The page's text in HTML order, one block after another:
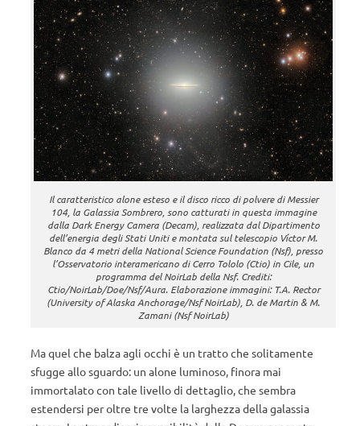
Il caratteristico alone esteso e il disco ricco di polvere di Messier
104, la Galassia Sombrero, sono catturati in questa immagine
dalla Dark Energy Camera (Decam), realizzata dal Dipartimento
dell’energia degli Stati Uniti e montata sul telescopio Víctor M.
Blanco da 4 metri della National Science Foundation (Nsf), presso
l’Osservatorio interamericano di Cerro Tololo (Ctio) in Cile, un
programma del NoirLab della Nsf. Crediti:
Ctio/NoirLab/Doe/Nsf/Aura. Elaborazione immagini: T.A. Rector
(University of Alaska Anchorage/Nsf NoirLab), D. de Martin & M.
Zamani (Nsf NoirLab)
Ma quel che balza agli occhi è un tratto che solitamente
sfugge allo sguardo: un alone luminoso, finora mai
immortalato con tale livello di dettaglio, che sembra
estendersi per oltre tre volte la larghezza della galassia